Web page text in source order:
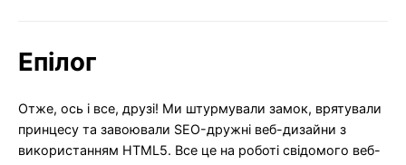
Епілог
Отже, ось і все, друзі! Ми штурмували замок, врятували
принцесу та завоювали SEO-дружні веб-дизайни з
використанням HTML5. Все це на роботі свідомого веб-